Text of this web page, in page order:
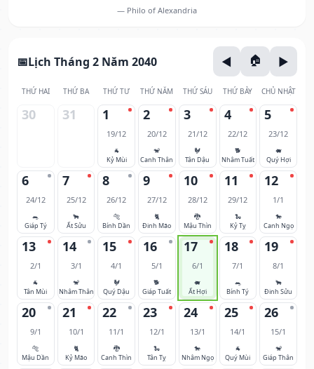
— Philo of Alexandria
Lịch Tháng 2 Năm 2040
THỨ HAI THỨ BA THỨ TƯ THỨ NĂM THỨ SÁU THỨ BẢY CHỦ NHẬT
30 31 1
19/12
🐐
Kỷ Mùi
2
20/12
🐒
Canh Thân
3
21/12
🐓
Tân Dậu
4
22/12
🐕
Nhâm Tuất
5
23/12
🐖
Quý Hợi
6
24/12
🐀
Giáp Tý
7
25/12
🐂
Ất Sửu
8
26/12
🐅
Bính Dần
9
27/12
🐈
Đinh Mão
10
28/12
🐉
Mậu Thìn
11
29/12
🐍
Kỷ Tỵ
12
1/1
🐎
Canh Ngọ
13
2/1
🐐
Tân Mùi
14
3/1
🐒
Nhâm Thân
15
4/1
🐓
Quý Dậu
16
5/1
🐕
Giáp Tuất
17
6/1
🐖
Ất Hợi
18
7/1
🐀
Bính Tý
19
8/1
🐂
Đinh Sửu
20
9/1
🐅
Mậu Dần
21
10/1
🐈
Kỷ Mão
22
11/1
🐉
Canh Thìn
23
12/1
🐍
Tân Tỵ
24
13/1
🐎
Nhâm Ngọ
25
14/1
🐐
Quý Mùi
26
15/1
🐒
Giáp Thân